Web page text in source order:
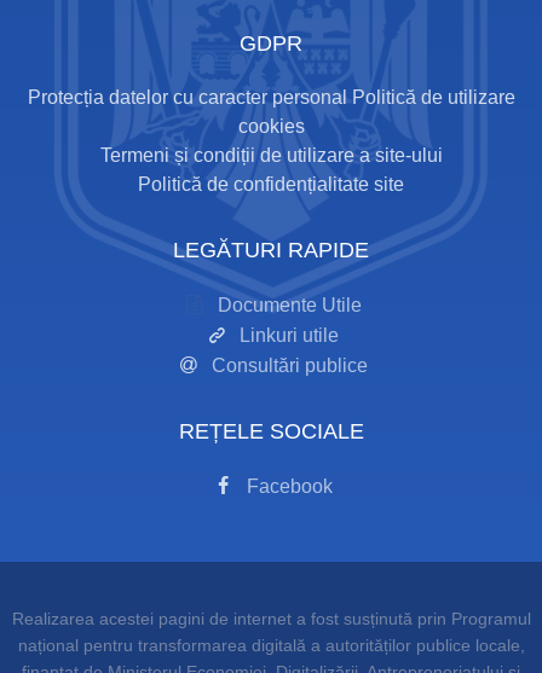
GDPR
Protecția datelor cu caracter personal
Politică de utilizare
cookies
Termeni și condiții de utilizare a site-ului
Politică de confidențialitate site
LEGĂTURI RAPIDE
Documente Utile
Linkuri utile
Consultări publice
REȚELE SOCIALE
Facebook
Realizarea acestei pagini de internet a fost susținută prin Programul
național pentru transformarea digitală a autorităților publice locale,